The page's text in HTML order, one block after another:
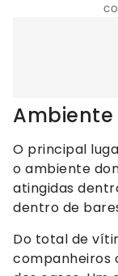
Ambiente
O principal
o ambiente
atingidas
dentro de
Do total de
companheiros